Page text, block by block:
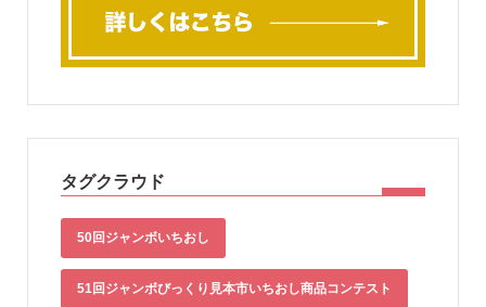
タグクラウド
50回ジャンボいちおし
51回ジャンボびっくり見本市いちおし商品コンテスト